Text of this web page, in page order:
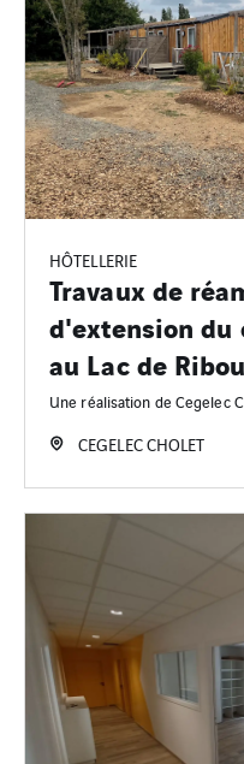
HÔTELLERIE
Travaux de
d'extension du
au Lac de
Une réalisation de Cegelec
CEGELEC CHOLET